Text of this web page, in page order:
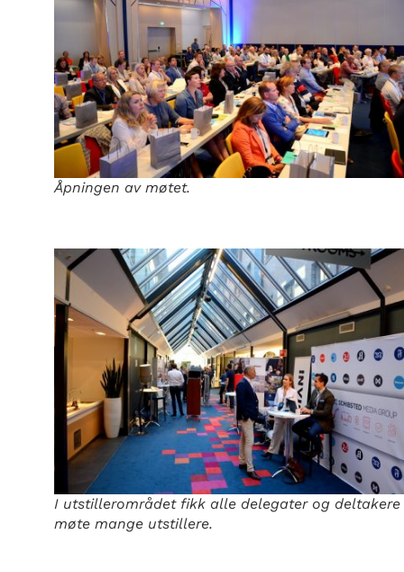
Åpningen av møtet.
I utstillerområdet fikk alle delegater og deltakere
møte mange utstillere.